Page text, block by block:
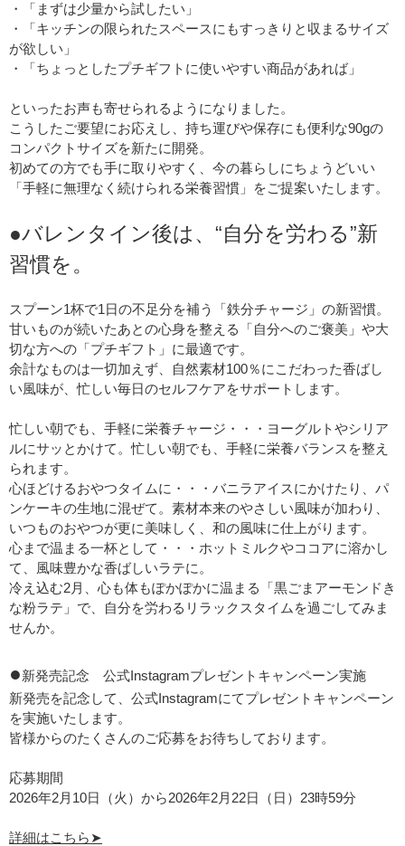
・「まずは少量から試したい」
・「キッチンの限られたスペースにもすっきりと収まるサイズ
が欲しい」
・「ちょっとしたプチギフトに使いやすい商品があれば」
といったお声も寄せられるようになりました。
こうしたご要望にお応えし、持ち運びや保存にも便利な90gの
コンパクトサイズを新たに開発。
初めての方でも手に取りやすく、今の暮らしにちょうどいい
「手軽に無理なく続けられる栄養習慣」をご提案いたします。
●バレンタイン後は、“自分を労わる”新
習慣を。
スプーン1杯で1日の不足分を補う「鉄分チャージ」の新習慣。
甘いものが続いたあとの心身を整える「自分へのご褒美」や大
切な方への「プチギフト」に最適です。
余計なものは一切加えず、自然素材100％にこだわった香ばし
い風味が、忙しい毎日のセルフケアをサポートします。
忙しい朝でも、手軽に栄養チャージ・・・ヨーグルトやシリア
ルにサッとかけて。忙しい朝でも、手軽に栄養バランスを整え
られます。
心ほどけるおやつタイムに・・・バニラアイスにかけたり、パ
ンケーキの生地に混ぜて。素材本来のやさしい風味が加わり、
いつものおやつが更に美味しく、和の風味に仕上がります。
心まで温まる一杯として・・・ホットミルクやココアに溶かし
て、風味豊かな香ばしいラテに。
冷え込む2月、心も体もぽかぽかに温まる「黒ごまアーモンドき
な粉ラテ」で、自分を労わるリラックスタイムを過ごしてみま
せんか。
●新発売記念 公式Instagramプレゼントキャンペーン実施
新発売を記念して、公式Instagramにてプレゼントキャンペーン
を実施いたします。
皆様からのたくさんのご応募をお待ちしております。
応募期間
2026年2月10日（火）から2026年2月22日（日）23時59分
詳細はこちら➤